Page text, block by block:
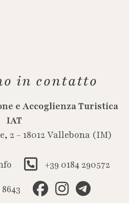
in contatto
e Accoglienza Turistica
IAT
2 - 18012 Vallebona (IM)
+39 0184 290572